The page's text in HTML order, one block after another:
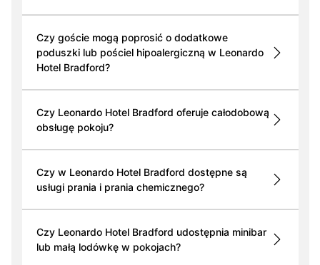
Czy goście mogą poprosić o dodatkowe
poduszki lub pościel hipoalergiczną w Leonardo
Hotel Bradford?
Czy Leonardo Hotel Bradford oferuje całodobową
obsługę pokoju?
Czy w Leonardo Hotel Bradford dostępne są
usługi prania i prania chemicznego?
Czy Leonardo Hotel Bradford udostępnia minibar
lub małą lodówkę w pokojach?